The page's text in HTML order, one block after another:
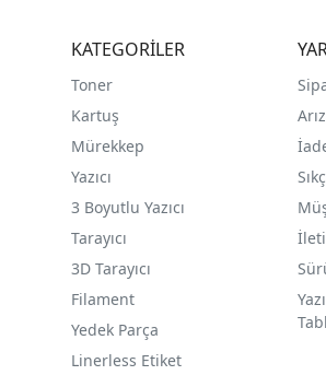
KATEGORİLER
Toner
Kartuş
Mürekkep
Yazıcı
3 Boyutlu Yazıcı
Tarayıcı
3D Tarayıcı
Filament
Yedek Parça
Linerless Etiket